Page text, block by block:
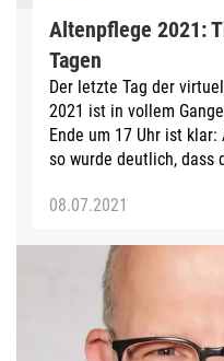
Altenpflege 2021:
Tagen
Der letzte Tag der
2021 ist in vollem
Ende um 17 Uhr ist
so wurde deutlich, dass
08.07.2021